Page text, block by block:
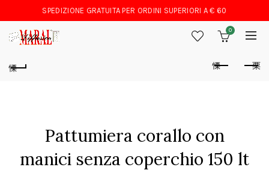
SPEDIZIONE GRATUITA PER ORDINI SUPERIORI A € 60
0
Pattumiera corallo con
manici senza coperchio 150 lt